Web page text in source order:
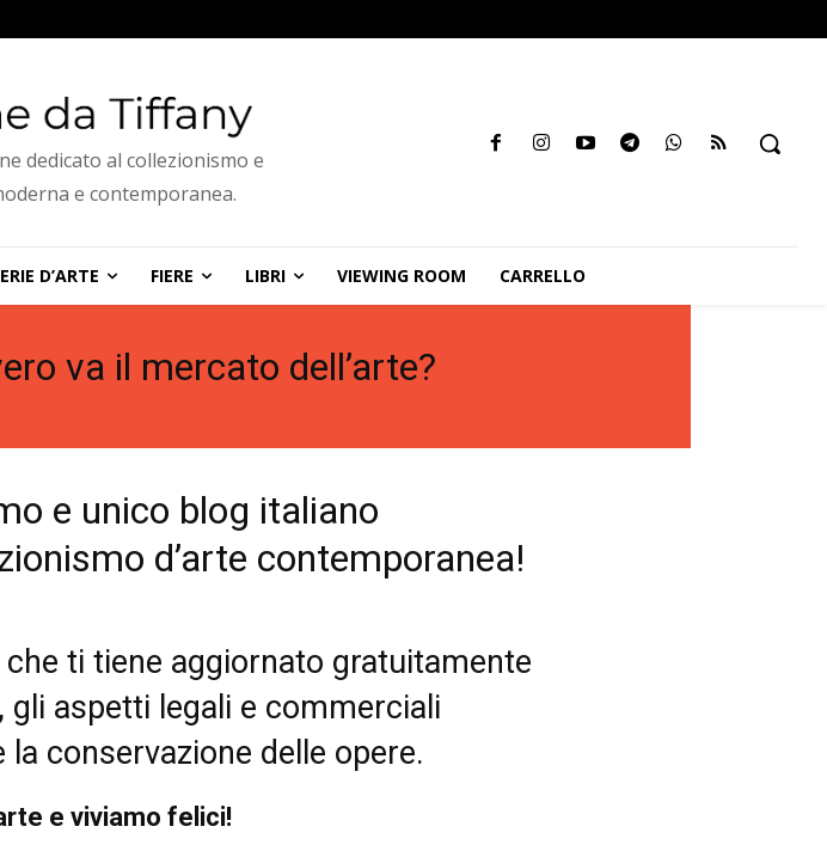
dedicato al collezionismo e
e contemporanea.
D’ARTE FIERE LIBRI VIEWING ROOM CARRELLO
va il mercato dell’arte?
e unico blog italiano
d’arte contemporanea!
ti tiene aggiornato gratuitamente
aspetti legali e commerciali
la conservazione delle opere.
e viviamo felici!